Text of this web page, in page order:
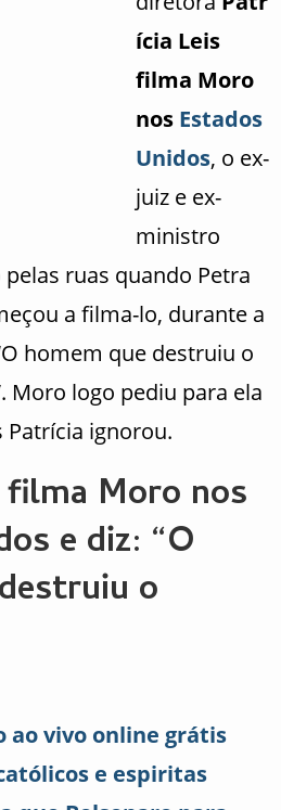
ícia Leis
filma Moro
nos Estados
Unidos, o ex-
juiz e ex-
ministro
ruas quando Petra
a filma-lo, durante a
homem que destruiu o
Moro logo pediu para ela
ignorou.
Moro nos
e diz: “O
o
ao vivo online grátis
e espiritas